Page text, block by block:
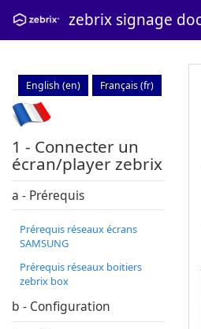
zebrix signage
English (en) Français (fr)
1 - Connecter un
écran/player zebrix
a - Prérequis
Prérequis réseaux écrans
SAMSUNG
Prérequis réseaux boitiers
zebrix box
b - Configuration